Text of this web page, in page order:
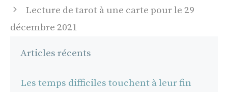
Lecture de tarot à une carte pour le 29
décembre 2021
Articles récents
Les temps difficiles touchent à leur fin